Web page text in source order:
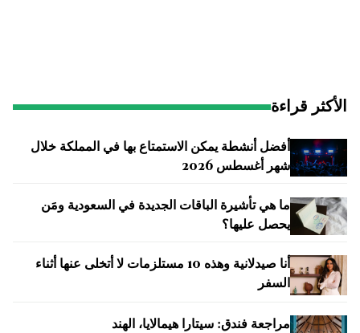
الأكثر قراءة
أفضل أنشطة يمكن الاستمتاع بها في المملكة خلال
شهر أغسطس 2026
ما هي تأشيرة الباقات الجديدة في السعودية ومَن
يحصل عليها؟
أنا صيدلانية وهذه 10 مستلزمات لا أتخلى عنها أثناء
السفر
مراجعة فندق: سيتارا هيمالايا، الهند